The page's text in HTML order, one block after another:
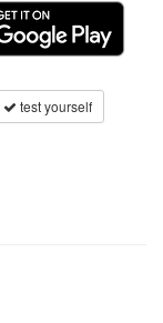
test yourself